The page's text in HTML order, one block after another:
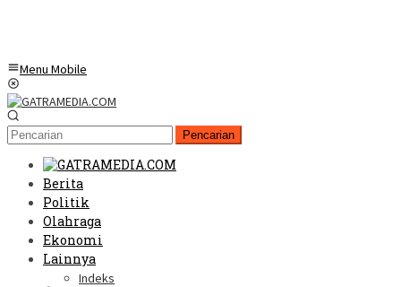
Menu Mobile
Pencarian
Berita
Politik
Olahraga
Ekonomi
Lainnya
Indeks